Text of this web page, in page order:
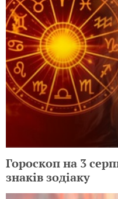
Гороскоп на 3
знаків зодіаку